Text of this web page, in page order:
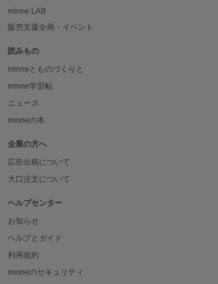
minne LAB
販売支援企画・イベント
読みもの
minneとものづくりと
minne学習帖
ニュース
minneの本
企業の方へ
広告出稿について
大口注文について
ヘルプセンター
お知らせ
ヘルプとガイド
利用規約
minneのセキュリティ